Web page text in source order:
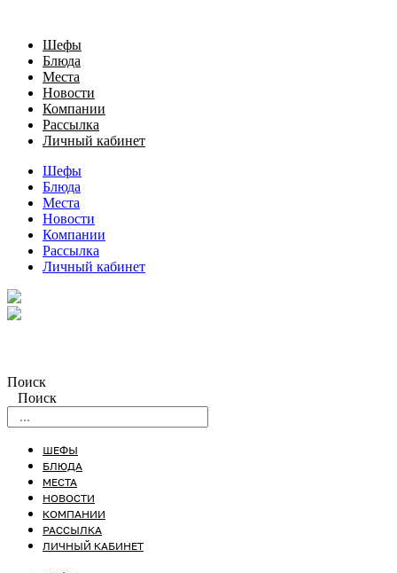
Шефы
Блюда
Места
Новости
Компании
Рассылка
Личный кабинет
Шефы
Блюда
Места
Новости
Компании
Рассылка
Личный кабинет
Поиск
Поиск
ШЕФЫ
БЛЮДА
МЕСТА
НОВОСТИ
КОМПАНИИ
РАССЫЛКА
ЛИЧНЫЙ КАБИНЕТ